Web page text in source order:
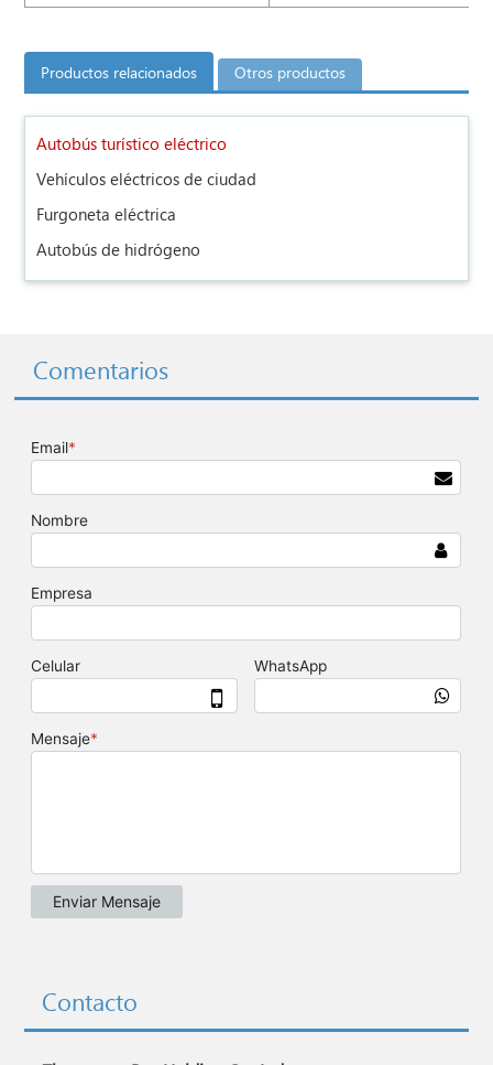
Productos relacionados Otros productos
Autobús turístico eléctrico
Vehículos eléctricos de ciudad
Furgoneta eléctrica
Autobús de hidrógeno
Comentarios
Contacto